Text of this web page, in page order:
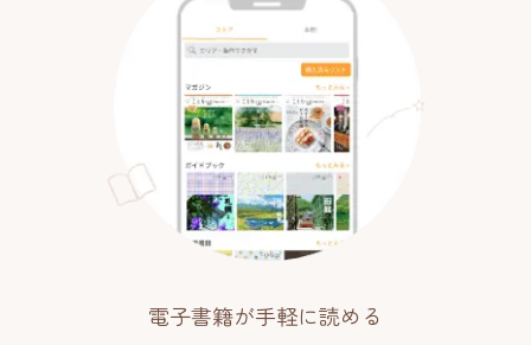
電子書籍が手軽に読める